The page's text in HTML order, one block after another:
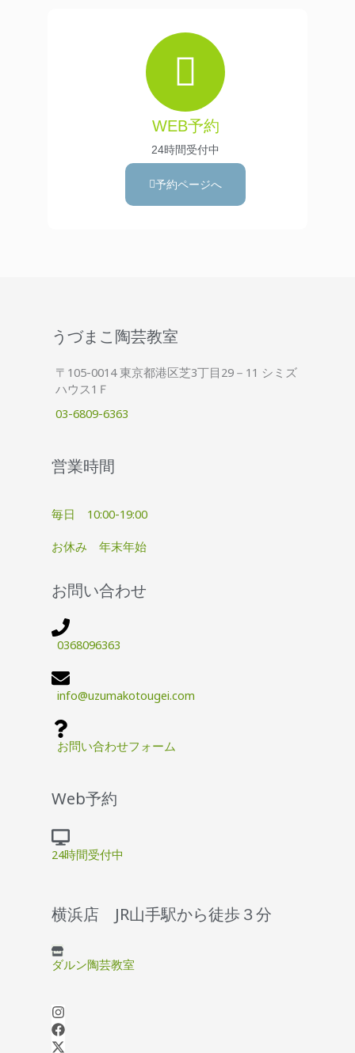
WEB予約
24時間受付中
予約ページへ
うづまこ陶芸教室
〒105-0014 東京都港区芝3丁目29－11 シミズ
ハウス1Ｆ
03-6809-6363
営業時間
毎日 10:00-19:00
お休み 年末年始
お問い合わせ
0368096363
info@uzumakotougei.com
お問い合わせフォーム
Web予約
24時間受付中
横浜店 JR山手駅から徒歩３分
ダルン陶芸教室